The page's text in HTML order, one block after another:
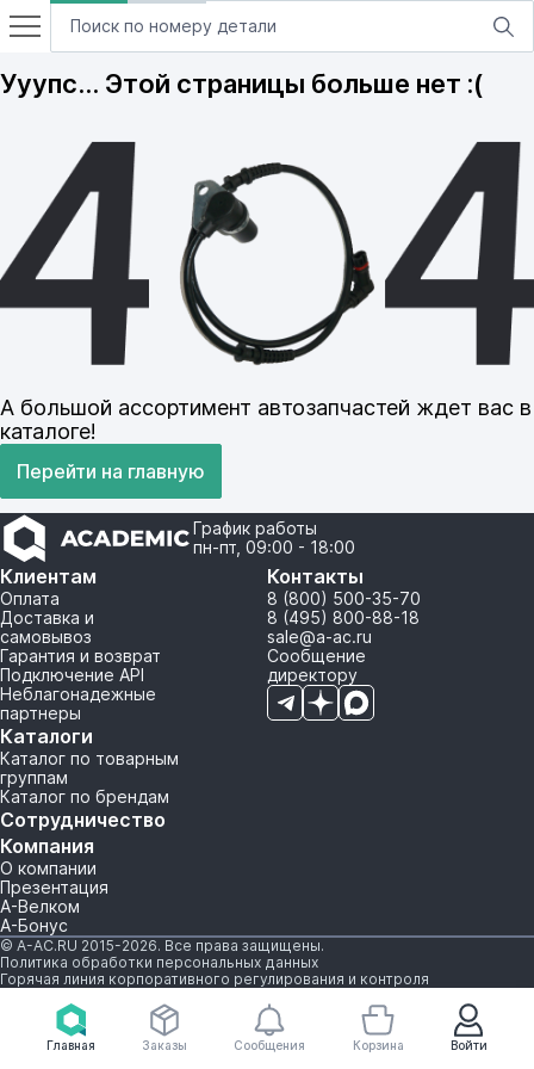
Главная Войти
Заказы Сообщения Корзина
Ууупс… Этой страницы больше нет :(
А большой ассортимент автозапчастей ждет вас в
каталоге!
Перейти на главную
График работы
пн-пт, 09:00 - 18:00
Клиентам
Оплата
Доставка и
самовывоз
Гарантия и возврат
Подключение API
Неблагонадежные
партнеры
Каталоги
Каталог по товарным
группам
Каталог по брендам
Сотрудничество
Компания
О компании
Презентация
А-Велком
А-Бонус
Контакты
8 (800) 500-35-70
8 (495) 800-88-18
sale@a-ac.ru
Сообщение
директору
© A-AC.RU 2015-2026. Все права защищены.
Политика обработки персональных данных
Горячая линия корпоративного регулирования и контроля